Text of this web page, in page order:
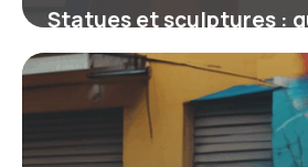
Statues et sculptures :
urbain investit la ville
4 juillet 2025